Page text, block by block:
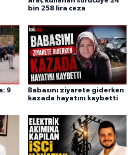
bin 258 lira ceza
9
Babasını ziyarete giderken
kazada hayatını kaybetti